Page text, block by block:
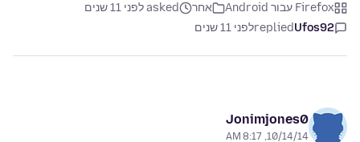
Firefox עבור Android אחר
asked לפני 11 שנים
Ufos92
repliedלפני 11 שנים
Jonimjones0
10/14/14, 8:17 AM